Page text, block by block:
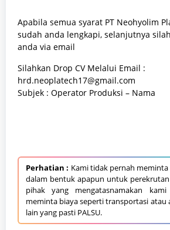
Apabila semua syarat PT Neohyolim
sudah anda lengkapi, selanjutnya
anda via email
Silahkan Drop CV Melalui Email :
hrd.neoplatech17@gmail.com
Subjek : Operator Produksi – Nama
Perhatian : Kami tidak pernah
dalam bentuk apapun untuk
pihak yang mengatasnamakan
meminta biaya seperti transportasi atau
lain yang pasti PALSU.